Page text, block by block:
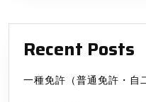
Recent Posts
一種免許（普通免許・自